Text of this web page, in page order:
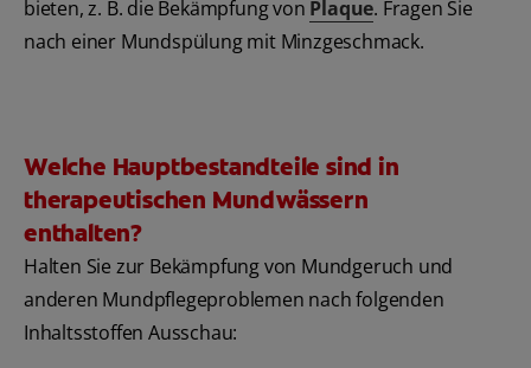
bieten, z. B. die Bekämpfung von Plaque. Fragen Sie
nach einer Mundspülung mit Minzgeschmack.
Welche Hauptbestandteile sind in
therapeutischen Mundwässern
enthalten?
Halten Sie zur Bekämpfung von Mundgeruch und
anderen Mundpflegeproblemen nach folgenden
Inhaltsstoffen Ausschau: